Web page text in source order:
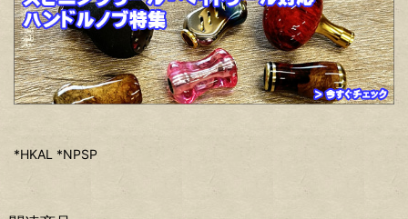
*HKAL *NPSP